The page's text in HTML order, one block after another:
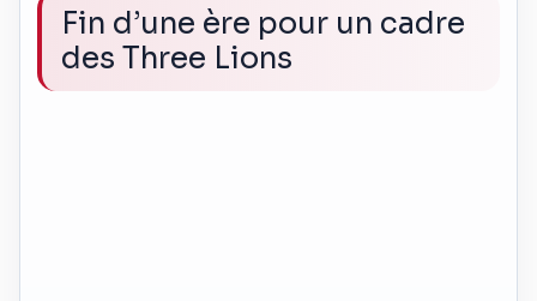
Fin d’une ère pour un cadre
des Three Lions